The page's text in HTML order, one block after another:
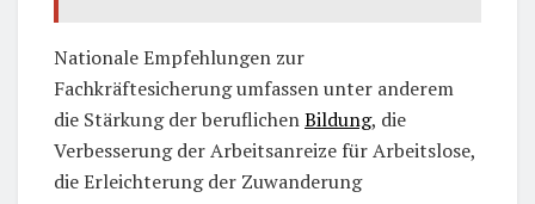
Nationale Empfehlungen zur
Fachkräftesicherung umfassen unter anderem
die Stärkung der beruflichenBildung, die
Verbesserung der Arbeitsanreize für Arbeitslose,
die Erleichterung der Zuwanderung